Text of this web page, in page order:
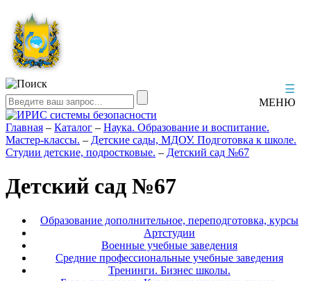
☰
МЕНЮ
Главная – Каталог – Наука. Образование и воспитание.
Мастер-классы. – Детские сады, МДОУ. Подготовка к школе.
Студии детские, подростковые. – Детский сад №67
Детский сад №67
Образование дополнительное, переподготовка, курсы
Артстудии
Военные учебные заведения
Средние профессиональные учебные заведения
Тренинги. Бизнес школы.